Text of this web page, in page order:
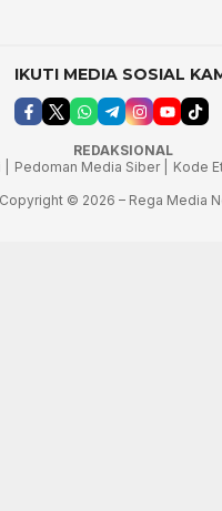
IKUTI MEDIA SOSIAL
REDAKSIONAL
Pedoman Media Siber |
Kode
Copyright © 2026 – Rega Media